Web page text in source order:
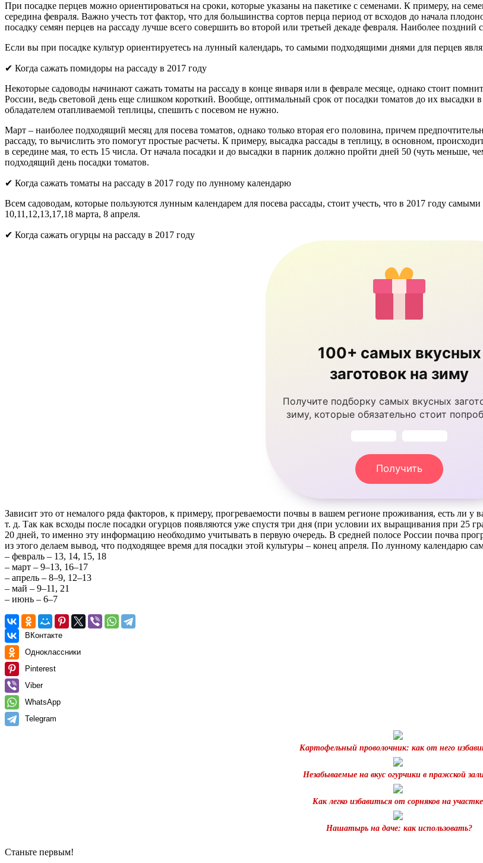
При посадке перцев можно ориентироваться на сроки, которые указаны на пакетике с семенами. К примеру, на
середина февраля. Важно учесть тот фактор, что для большинства сортов перца период от всходов до начала
посадку семян перцев на рассаду лучше всего совершить во второй или третьей декаде февраля. Наиболее поздний
Если вы при посадке культур ориентируетесь на лунный календарь, то самыми подходящими днями для перцев
✔ Когда сажать помидоры на рассаду в 2017 году
Некоторые садоводы начинают сажать томаты на рассаду в конце января или в феврале месяце, однако стоит
России, ведь световой день еще слишком короткий. Вообще, оптимальный срок от посадки томатов до их высадки
обладателем отапливаемой теплицы, спешить с посевом не нужно.
Март – наиболее подходящий месяц для посева томатов, однако только вторая его половина, причем
рассаду, то вычислить это помогут простые расчеты. К примеру, высадка рассады в теплицу, в основном,
в середине мая, то есть 15 числа. От начала посадки и до высадки в парник должно пройти дней 50 (чуть меньше,
подходящий день посадки томатов.
✔ Когда сажать томаты на рассаду в 2017 году по лунному календарю
Всем садоводам, которые пользуются лунным календарем для посева рассады, стоит учесть, что в 2017 году
10,11,12,13,17,18 марта, 8 апреля.
✔ Когда сажать огурцы на рассаду в 2017 году
100+ самых вкусных
заготовок на зиму
Получите подборку самых вкусных
зиму, которые обязательно стоит
Получить
Зависит это от немалого ряда факторов, к примеру, прогреваемости почвы в вашем регионе проживания, есть ли у
т. д. Так как всходы после посадки огурцов появляются уже спустя три дня (при условии их выращивания при 25
20 дней, то именно эту информацию необходимо учитывать в первую очередь. В средней полосе России почва
из этого делаем вывод, что подходящее время для посадки этой культуры – конец апреля. По лунному календарю
– февраль – 13, 14, 15, 18
– март – 9–13, 16–17
– апрель – 8–9, 12–13
– май – 9–11, 21
– июнь – 6–7
ВКонтакте
Одноклассники
Pinterest
Viber
WhatsApp
Telegram
Картофельный проволочник: как от него
Незабываемые на вкус огурчики в пражской
Как легко избавиться от сорняков на
Нашатырь на даче: как использовать?
Станьте первым!